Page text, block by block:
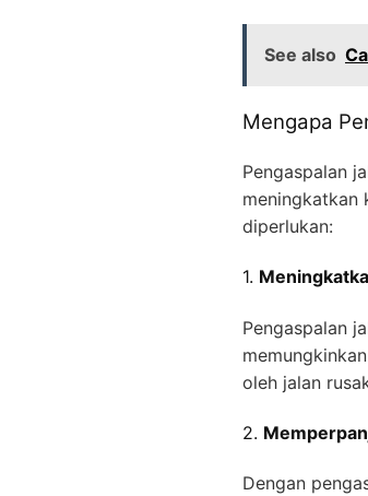
See also
Mengapa
Pengaspalan
meningkatkan
diperlukan:
1.
Pengaspalan
oleh jalan
2.
Dengan